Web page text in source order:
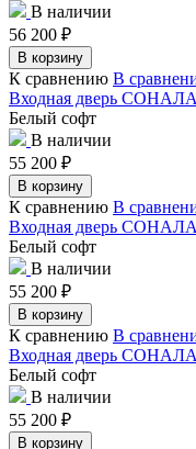
В наличии
56 200 ₽
В корзину
К сравнению В
Входная дверь
Белый софт
В наличии
55 200 ₽
В корзину
К сравнению В
Входная дверь
Белый софт
В наличии
55 200 ₽
В корзину
К сравнению В
Входная дверь
Белый софт
В наличии
55 200 ₽
В корзину